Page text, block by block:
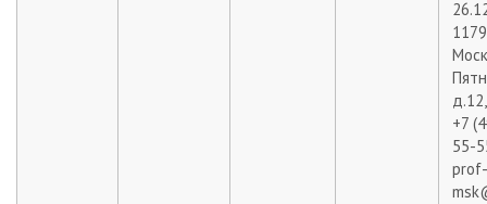
+7
55-
prof-